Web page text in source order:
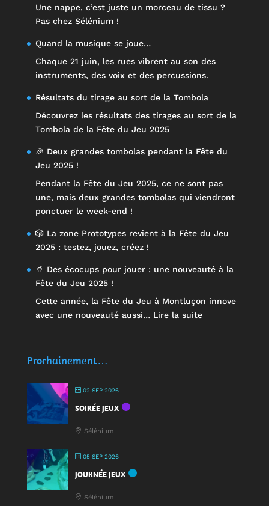
Une nappe, c’est juste un morceau de tissu ?
Pas chez Sélénium !
Quand la musique se joue…
Chaque 21 juin, les rues vibrent au son des
instruments, des voix et des percussions.
Résultats du tirage au sort de la Tombola
Découvrez les résultats des tirages au sort de la
Tombola de la Fête du Jeu 2025
🎉 Deux grandes tombolas pendant la Fête du
Jeu 2025 !
Pendant la Fête du Jeu 2025, ce ne sont pas
une, mais deux grandes tombolas qui viendront
ponctuer le week-end !
🎲 La zone Prototypes revient à la Fête du Jeu
2025 : testez, jouez, créez !
🥤 Des écocups pour jouer : une nouveauté à la
Fête du Jeu 2025 !
Cette année, la Fête du Jeu à Montluçon innove
avec une nouveauté aussi… Lire la suite:
Prochainement…
02 SEP 2026
SOIRÉE JEUX
Sélénium
05 SEP 2026
JOURNÉE JEUX
Sélénium